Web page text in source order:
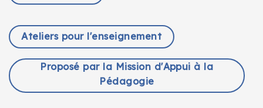
Ateliers pour l'enseignement
Proposé par la Mission d'Appui à la
Pédagogie